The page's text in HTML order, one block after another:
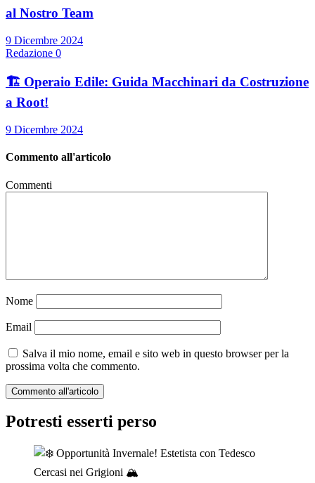
al Nostro Team
9 Dicembre 2024
Redazione 0
🏗️ Operaio Edile: Guida Macchinari da Costruzione
a Root!
9 Dicembre 2024
Commento all'articolo
Commenti
Nome
Email
Salva il mio nome, email e sito web in questo browser per la
prossima volta che commento.
Potresti esserti perso